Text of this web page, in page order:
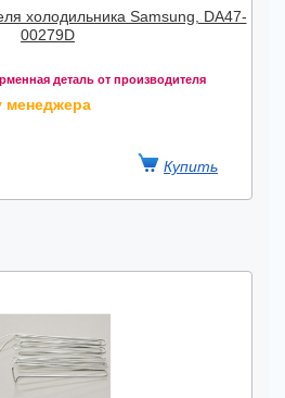
холодильника Samsung, DA47-
00279D
деталь от производителя
менеджера